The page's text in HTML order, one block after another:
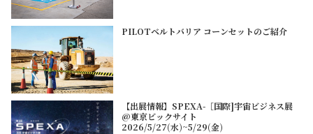
PILOTベルトバリア コーンセットのご紹介
【出展情報】SPEXA-［国際]宇宙ビジネス展
@東京ビックサイト
2026/5/27(水)~5/29(金)